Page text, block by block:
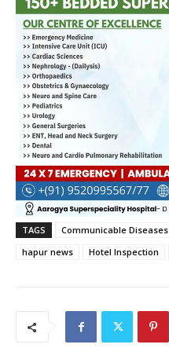
TAGS Communicable Diseases
hapur news
Hotel Inspection